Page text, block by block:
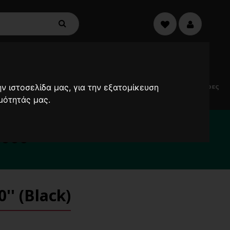
ιστοσελίδα μας, για την εξατομίκευση
μας.
Electric
Scooters
Μικροσυσκευές Προσφορές Ανεμιστήρες
!
(Black)